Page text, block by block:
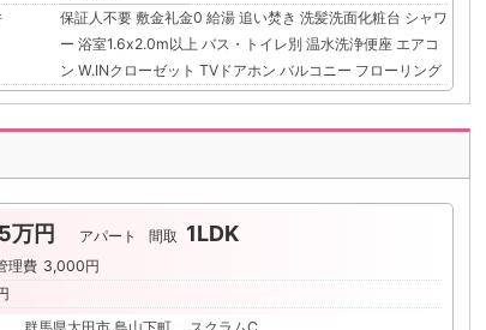
保証人不要 敷金礼金0 給湯 追い焚き 洗髪洗面化粧台 シャワ
ー 浴室1.6x2.0m以上 バス・トイレ別 温水洗浄便座 エアコ
ン W.INクローゼット TVドアホン バルコニー フローリング
万円 アパート 間取 1LDK
理費 3,000円